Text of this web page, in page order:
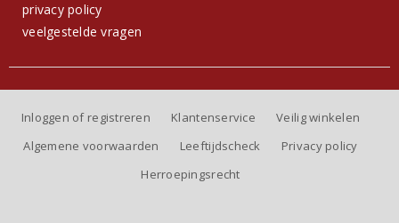
privacy policy
veelgestelde vragen
Inloggen of registreren Klantenservice
Veilig winkelen
Algemene voorwaarden
Leeftijdscheck
Privacy policy
Herroepingsrecht